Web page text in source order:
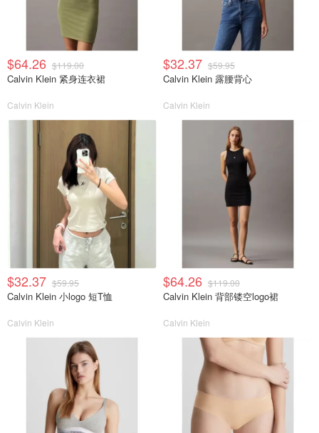
$64.26 $119.00
Calvin Klein 紧身连衣裙
Calvin Klein
$32.37 $59.95
Calvin Klein 露腰背心
Calvin Klein
$32.37 $59.95
Calvin Klein 小logo 短T恤
Calvin Klein
$64.26 $119.00
Calvin Klein 背部镂空logo裙
Calvin Klein